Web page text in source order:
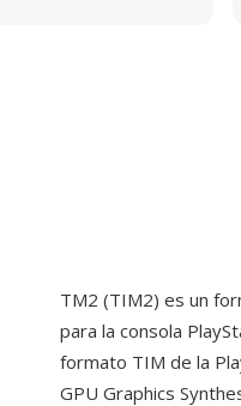
TM2 (TIM2) es un
para la consola
formato TIM de la
GPU Graphics